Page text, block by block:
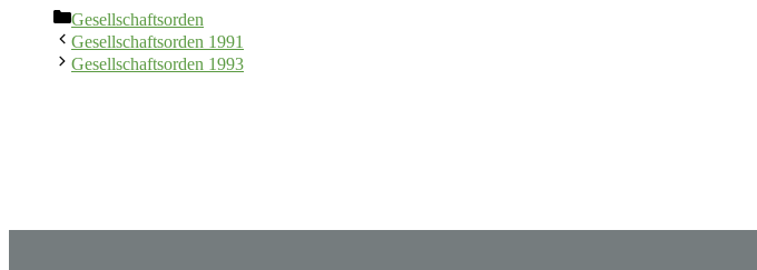
Kategorien
Gesellschaftsorden
Gesellschaftsorden 1991
Gesellschaftsorden 1993